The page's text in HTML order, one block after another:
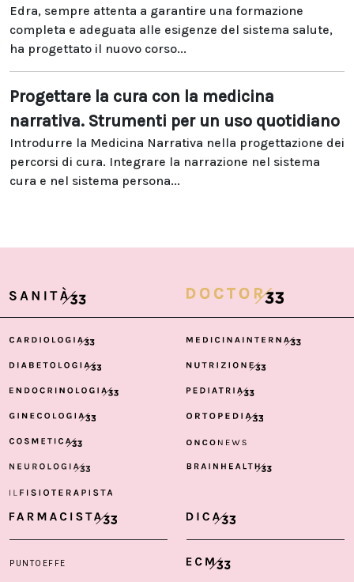
Edra, sempre attenta a garantire una formazione
completa e adeguata alle esigenze del sistema salute,
ha progettato il nuovo corso...
Progettare la cura con la medicina
narrativa. Strumenti per un uso quotidiano
Introdurre la Medicina Narrativa nella progettazione dei
percorsi di cura. Integrare la narrazione nel sistema
cura e nel sistema persona...